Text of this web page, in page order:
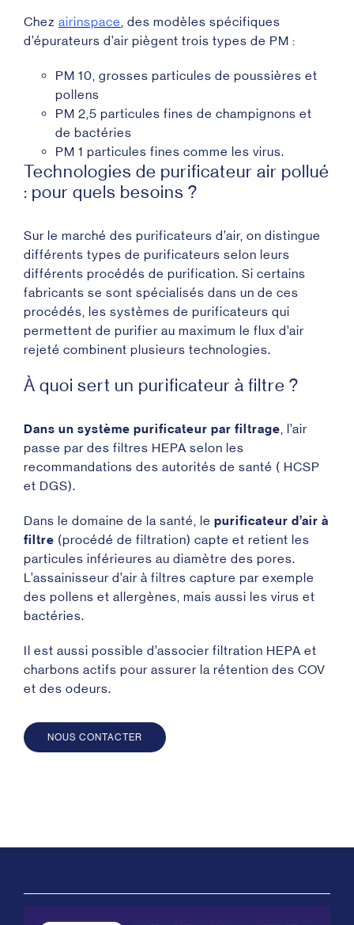
Chez airinspace , des modèles spécifiques
d’épurateurs d’air piègent trois types de PM :
PM 10, grosses particules de poussières et
pollens
PM 2,5 particules fines de champignons et
de bactéries
PM 1 particules fines comme les virus.
Technologies de purificateur air pollué
: pour quels besoins ?
Sur le marché des purificateurs d’air, on distingue
différents types de purificateurs selon leurs
différents procédés de purification. Si certains
fabricants se sont spécialisés dans un de ces
procédés, les systèmes de purificateurs qui
permettent de purifier au maximum le flux d’air
rejeté combinent plusieurs technologies.
À quoi sert un purificateur à filtre ?
Dans un système purificateur par filtrage , l’air
passe par des filtres HEPA selon les
recommandations des autorités de santé ( HCSP
et DGS).
Dans le domaine de la santé, le purificateur d’air à
filtre (procédé de filtration) capte et retient les
particules inférieures au diamètre des pores.
L’assainisseur d’air à filtres capture par exemple
des pollens et allergènes, mais aussi les virus et
bactéries.
Il est aussi possible d’associer filtration HEPA et
charbons actifs pour assurer la rétention des COV
et des odeurs.
NOUS CONTACTER